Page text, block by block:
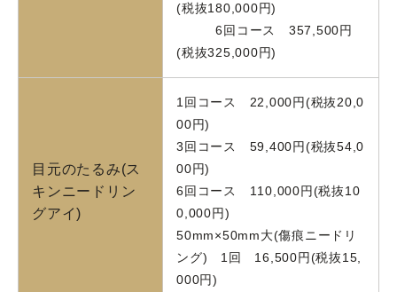
(税抜180,000円)
6回コース 357,500円
(税抜325,000円)
目元のたるみ(ス
キンニードリン
グアイ)
1回コース 22,000円(税抜20,0
00円)
3回コース 59,400円(税抜54,0
00円)
6回コース 110,000円(税抜10
0,000円)
50mm×50mm大(傷痕ニードリ
ング) 1回 16,500円(税抜15,
000円)